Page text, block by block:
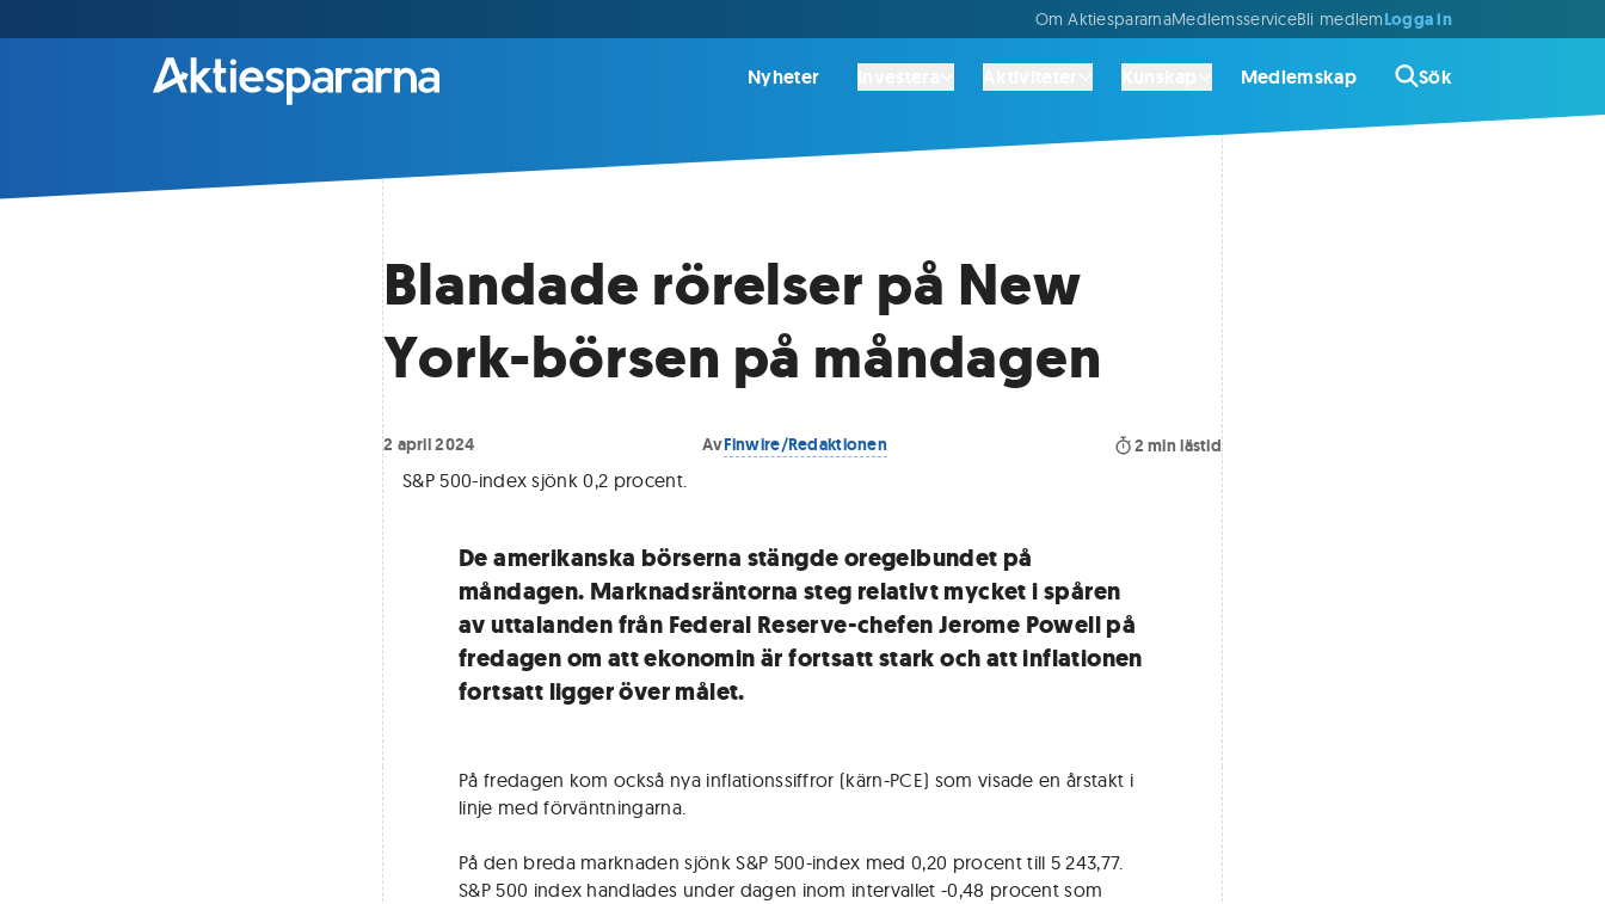
Om AktiespararnaMedlemsserviceBli medlemLogga in
Nyheter Medlemskap Sök
Blandade rörelser på New
York-börsen på måndagen
2 april 2024 AvFinwire/Redaktionen 2 min lästid
S&P 500-index sjönk 0,2 procent.
De amerikanska börserna stängde oregelbundet på
måndagen. Marknadsräntorna steg relativt mycket i spåren
av uttalanden från Federal Reserve-chefen Jerome Powell på
fredagen om att ekonomin är fortsatt stark och att inflationen
fortsatt ligger över målet.
På fredagen kom också nya inflationssiffror (kärn-PCE) som visade en årstakt i
linje med förväntningarna.
På den breda marknaden sjönk S&P 500-index med 0,20 procent till 5 243,77.
S&P 500 index handlades under dagen inom intervallet -0,48 procent som